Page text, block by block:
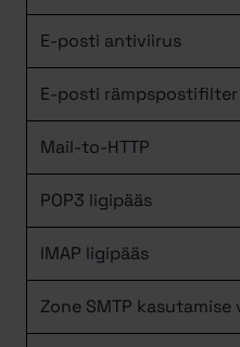
E-posti antiviirus
E-posti rämpspostifilter
Mail-to-HTTP
POP3 ligipääs
IMAP ligipääs
Zone SMTP kasutamise